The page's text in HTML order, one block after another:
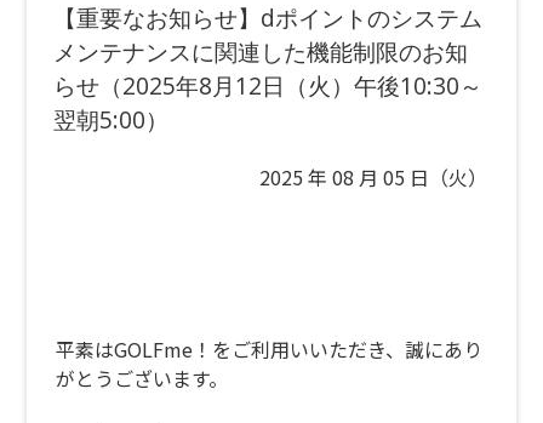
【重要なお知らせ】dポイントのシステム
メンテナンスに関連した機能制限のお知
らせ（2025年8月12日（火）午後10:30～
翌朝5:00）
2025 年 08 月 05 日（火）
平素はGOLFme！をご利用いいただき、誠にあり
がとうございます。